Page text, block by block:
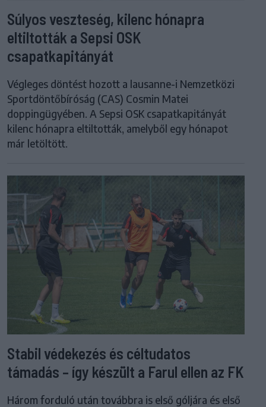
Súlyos veszteség, kilenc hónapra
eltiltották a Sepsi OSK
csapatkapitányát
Végleges döntést hozott a lausanne-i Nemzetközi
Sportdöntőbíróság (CAS) Cosmin Matei
doppingügyében. A Sepsi OSK csapatkapitányát
kilenc hónapra eltiltották, amelyből egy hónapot
már letöltött.
Stabil védekezés és céltudatos
támadás – így készült a Farul ellen az FK
Három forduló után továbbra is első góljára és első